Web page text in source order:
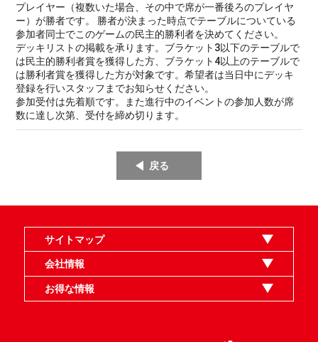
プレイヤー（複数いた場合、その中で席が一番後ろのプレイヤ
ー）が勝者です。 勝者が決まった時点でテーブルについている
参加者同士でこのゲームの民主的勝利者を決めてください。
デッキリストの掲載を承ります。ブラケット3以下のテーブルで
は民主的勝利者賞を獲得した方、ブラケット4以上のテーブルで
は勝利者賞を獲得した方が対象です。希望者は当日中にデッキ
登録を行いスタッフまでお知らせください。
参加受付は先着順です。また進行中のイベントの参加人数が席
数に達し次第、受付を締め切ります。
戻る
サイトマップ
オンラインショップ
買取
記事
選手一覧
デッキ検索
デッキ構築
イベント・大会
店舗のご案内
お問い合わせ
ヘルプ
FAQ
会社情報
利用規約
スタッフ募集
特定商取引法表示
個人情報保護指針
企業情報
お得な情報